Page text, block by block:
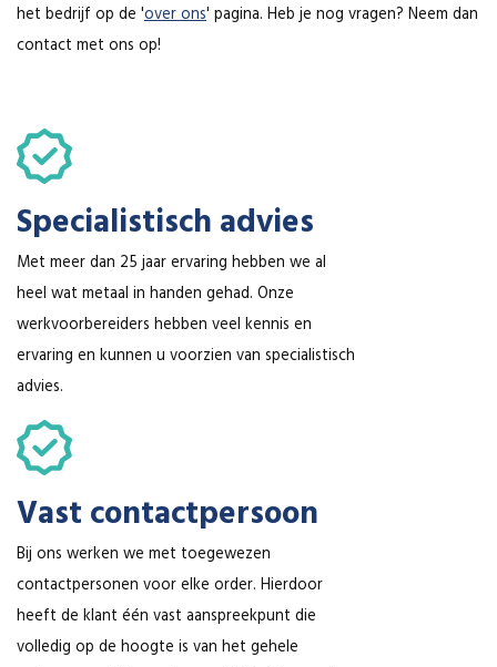
het bedrijf op de 'over ons' pagina. Heb je nog vragen? Neem dan
contact met ons op!
Specialistisch advies
Met meer dan 25 jaar ervaring hebben we al
heel wat metaal in handen gehad. Onze
werkvoorbereiders hebben veel kennis en
ervaring en kunnen u voorzien van specialistisch
advies.
Vast contactpersoon
Bij ons werken we met toegewezen
contactpersonen voor elke order. Hierdoor
heeft de klant één vast aanspreekpunt die
volledig op de hoogte is van het gehele